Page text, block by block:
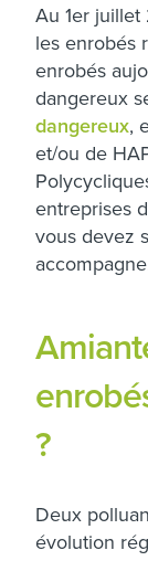
Au 1er
les enrobés
enrobés
dangereux
dangereux,
et/ou de
entreprises
vous devez
?
Deux
évolution